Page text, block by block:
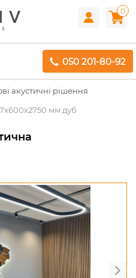
0
050 201-80-92
акустичні рішення
мм дуб